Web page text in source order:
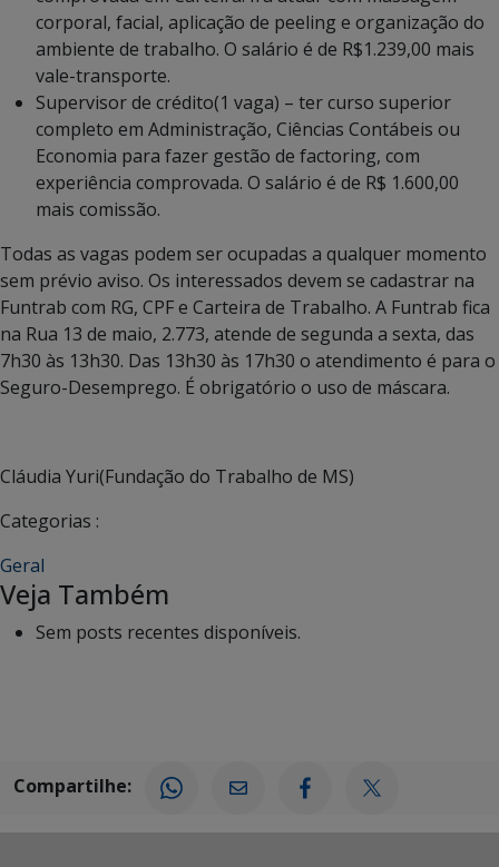
corporal, facial, aplicação de peeling e organização do
ambiente de trabalho. O salário é de R$1.239,00 mais
vale-transporte.
Supervisor de crédito(1 vaga) – ter curso superior
completo em Administração, Ciências Contábeis ou
Economia para fazer gestão de factoring, com
experiência comprovada. O salário é de R$ 1.600,00
mais comissão.
Todas as vagas podem ser ocupadas a qualquer momento
sem prévio aviso. Os interessados devem se cadastrar na
Funtrab com RG, CPF e Carteira de Trabalho. A Funtrab fica
na Rua 13 de maio, 2.773, atende de segunda a sexta, das
7h30 às 13h30. Das 13h30 às 17h30 o atendimento é para o
Seguro-Desemprego. É obrigatório o uso de máscara.
Cláudia Yuri(Fundação do Trabalho de MS)
Categorias :
Geral
Veja Também
Sem posts recentes disponíveis.
Compartilhe: